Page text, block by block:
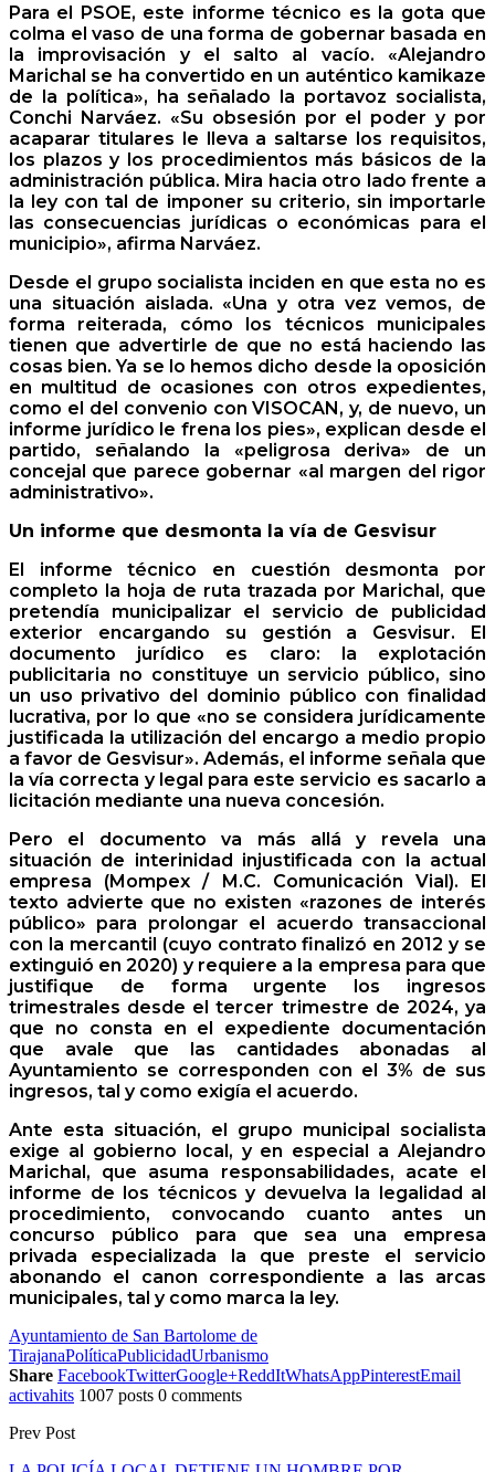
Para el PSOE, este informe técnico es la gota que
colma el vaso de una forma de gobernar basada en
la improvisación y el salto al vacío. «Alejandro
Marichal se ha convertido en un auténtico kamikaze
de la política», ha señalado la portavoz socialista,
Conchi Narváez. «Su obsesión por el poder y por
acaparar titulares le lleva a saltarse los requisitos,
los plazos y los procedimientos más básicos de la
administración pública. Mira hacia otro lado frente a
la ley con tal de imponer su criterio, sin importarle
las consecuencias jurídicas o económicas para el
municipio», afirma Narváez.
Desde el grupo socialista inciden en que esta no es
una situación aislada. «Una y otra vez vemos, de
forma reiterada, cómo los técnicos municipales
tienen que advertirle de que no está haciendo las
cosas bien. Ya se lo hemos dicho desde la oposición
en multitud de ocasiones con otros expedientes,
como el del convenio con VISOCAN, y, de nuevo, un
informe jurídico le frena los pies», explican desde el
partido, señalando la «peligrosa deriva» de un
concejal que parece gobernar «al margen del rigor
administrativo».
Un informe que desmonta la vía de Gesvisur
El informe técnico en cuestión desmonta por
completo la hoja de ruta trazada por Marichal, que
pretendía municipalizar el servicio de publicidad
exterior encargando su gestión a Gesvisur. El
documento jurídico es claro: la explotación
publicitaria no constituye un servicio público, sino
un uso privativo del dominio público con finalidad
lucrativa, por lo que «no se considera jurídicamente
justificada la utilización del encargo a medio propio
a favor de Gesvisur». Además, el informe señala que
la vía correcta y legal para este servicio es sacarlo a
licitación mediante una nueva concesión.
Pero el documento va más allá y revela una
situación de interinidad injustificada con la actual
empresa (Mompex / M.C. Comunicación Vial). El
texto advierte que no existen «razones de interés
público» para prolongar el acuerdo transaccional
con la mercantil (cuyo contrato finalizó en 2012 y se
extinguió en 2020) y requiere a la empresa para que
justifique de forma urgente los ingresos
trimestrales desde el tercer trimestre de 2024, ya
que no consta en el expediente documentación
que avale que las cantidades abonadas al
Ayuntamiento se corresponden con el 3% de sus
ingresos, tal y como exigía el acuerdo.
Ante esta situación, el grupo municipal socialista
exige al gobierno local, y en especial a Alejandro
Marichal, que asuma responsabilidades, acate el
informe de los técnicos y devuelva la legalidad al
procedimiento, convocando cuanto antes un
concurso público para que sea una empresa
privada especializada la que preste el servicio
abonando el canon correspondiente a las arcas
municipales, tal y como marca la ley.
Ayuntamiento de San Bartolome de
TirajanaPolíticaPublicidadUrbanismo
Share FacebookTwitterGoogle+ReddItWhatsAppPinterestEmail
activahits 1007 posts 0 comments
Prev Post